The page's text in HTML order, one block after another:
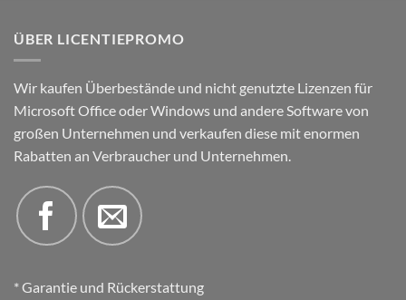
ÜBER LICENTIEPROMO
Wir kaufen Überbestände und nicht genutzte Lizenzen für
Microsoft Office oder Windows und andere Software von
großen Unternehmen und verkaufen diese mit enormen
Rabatten an Verbraucher und Unternehmen.
* Garantie und Rückerstattung